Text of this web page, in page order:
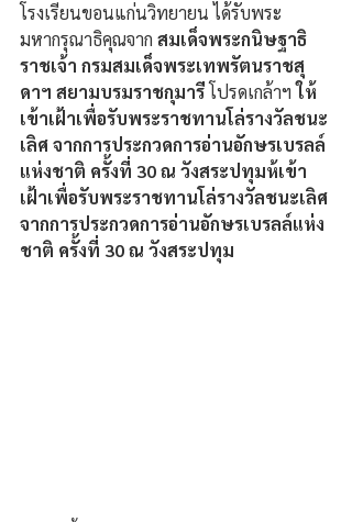
โรงเรียนขอนแก่นวิทยายน ได้รับพระ
มหากรุณาธิคุณจาก สมเด็จพระกนิษฐาธิ
ราชเจ้า กรมสมเด็จพระเทพรัตนราชสุ
ดาฯ สยามบรมราชกุมารี โปรดเกล้าฯ ให้
เข้าเฝ้าเพื่อรับพระราชทานโล่รางวัลชนะ
เลิศ จากการประกวดการอ่านอักษรเบรลล์
แห่งชาติ ครั้งที่ 30 ณ วังสระปทุมห้เข้า
เฝ้าเพื่อรับพระราชทานโล่รางวัลชนะเลิศ
จากการประกวดการอ่านอักษรเบรลล์แห่ง
ชาติ ครั้งที่ 30 ณ วังสระปทุม